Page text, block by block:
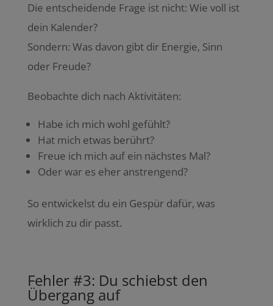
Die entscheidende Frage ist nicht: Wie voll ist
dein Kalender?
Sondern: Was davon gibt dir Energie, Sinn
oder Freude?
Beobachte dich nach Aktivitäten:
Habe ich mich wohl gefühlt?
Hat mich etwas berührt?
Freue ich mich auf ein nächstes Mal?
Oder war es eher anstrengend?
So entwickelst du ein Gespür dafür, was
wirklich zu dir passt.
Fehler #3: Du schiebst den
Übergang auf